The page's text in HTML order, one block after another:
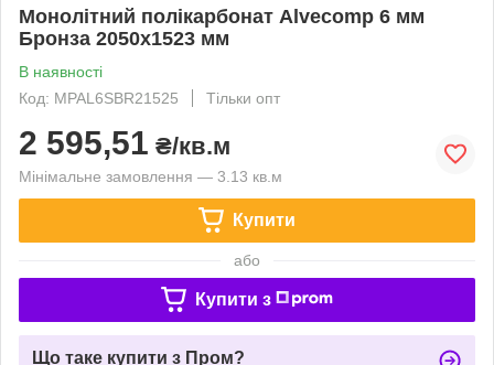
Монолітний полікарбонат Alvecomp 6 мм
Бронза 2050x1523 мм
В наявності
Код: MPAL6SBR21525
Тільки опт
2 595,51 ₴/кв.м
Мінімальне замовлення — 3.13 кв.м
Купити
або
Купити з
Що таке купити з Пром?